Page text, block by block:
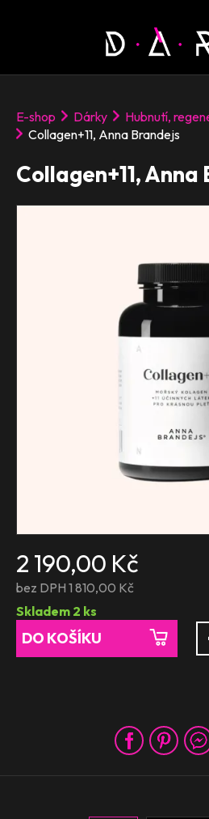
E-shop Dárky
Hubnutí,
Collagen+11, Anna Brandejs
Collagen+11, Anna
2 190,00 Kč
bez DPH 1 810,00 Kč
Skladem 2 ks
DO KOŠÍKU